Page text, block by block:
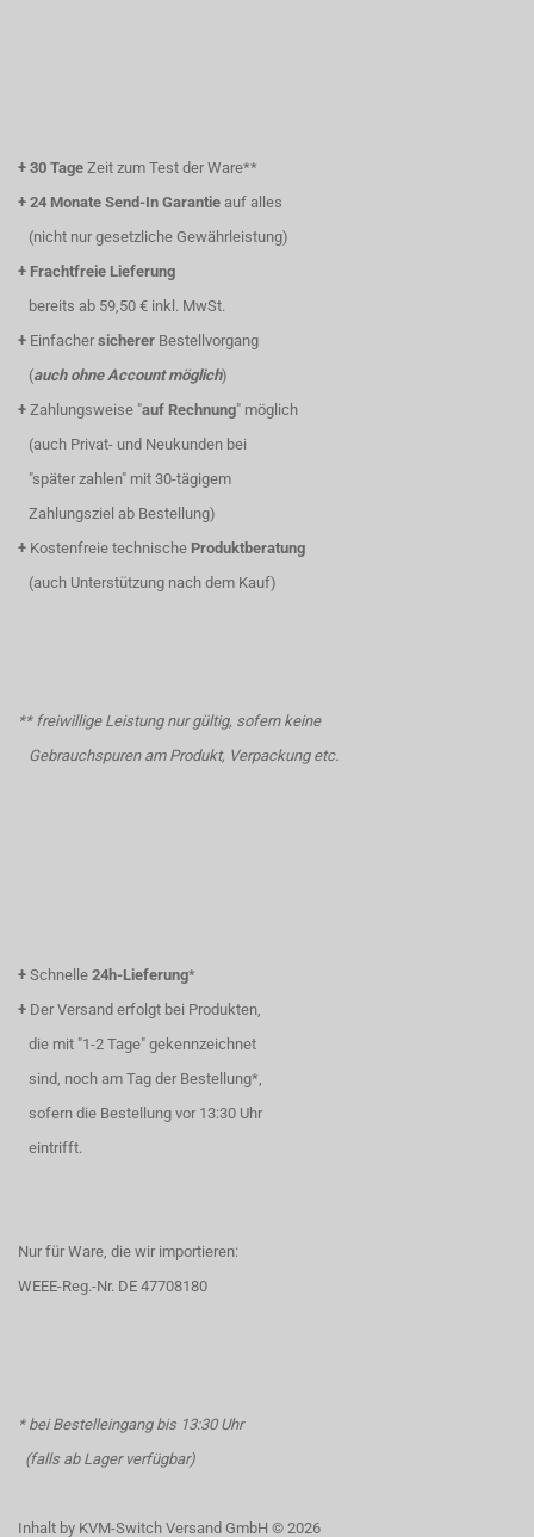
+ 30 Tage Zeit zum Test der Ware**
+ 24 Monate Send-In Garantie auf alles
(nicht nur gesetzliche Gewährleistung)
+ Frachtfreie Lieferung
bereits ab 59,50 € inkl. MwSt.
+ Einfacher sicherer Bestellvorgang
(auch ohne Account möglich)
+ Zahlungsweise "auf Rechnung" möglich
(auch Privat- und Neukunden bei
"später zahlen" mit 30-tägigem
Zahlungsziel ab Bestellung)
+ Kostenfreie technische Produktberatung
(auch Unterstützung nach dem Kauf)
** freiwillige Leistung nur gültig, sofern keine
Gebrauchspuren am Produkt, Verpackung etc.
+ Schnelle 24h-Lieferung*
+ Der Versand erfolgt bei Produkten,
die mit "1-2 Tage" gekennzeichnet
sind, noch am Tag der Bestellung*,
sofern die Bestellung vor 13:30 Uhr
eintrifft.
Nur für Ware, die wir importieren:
WEEE-Reg.-Nr. DE 47708180
* bei Bestelleingang bis 13:30 Uhr
(falls ab Lager verfügbar)
Inhalt by KVM-Switch Versand GmbH © 2026